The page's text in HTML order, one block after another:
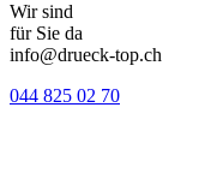
Wir sind
für Sie da
info@drueck-top.ch
044 825 02 70